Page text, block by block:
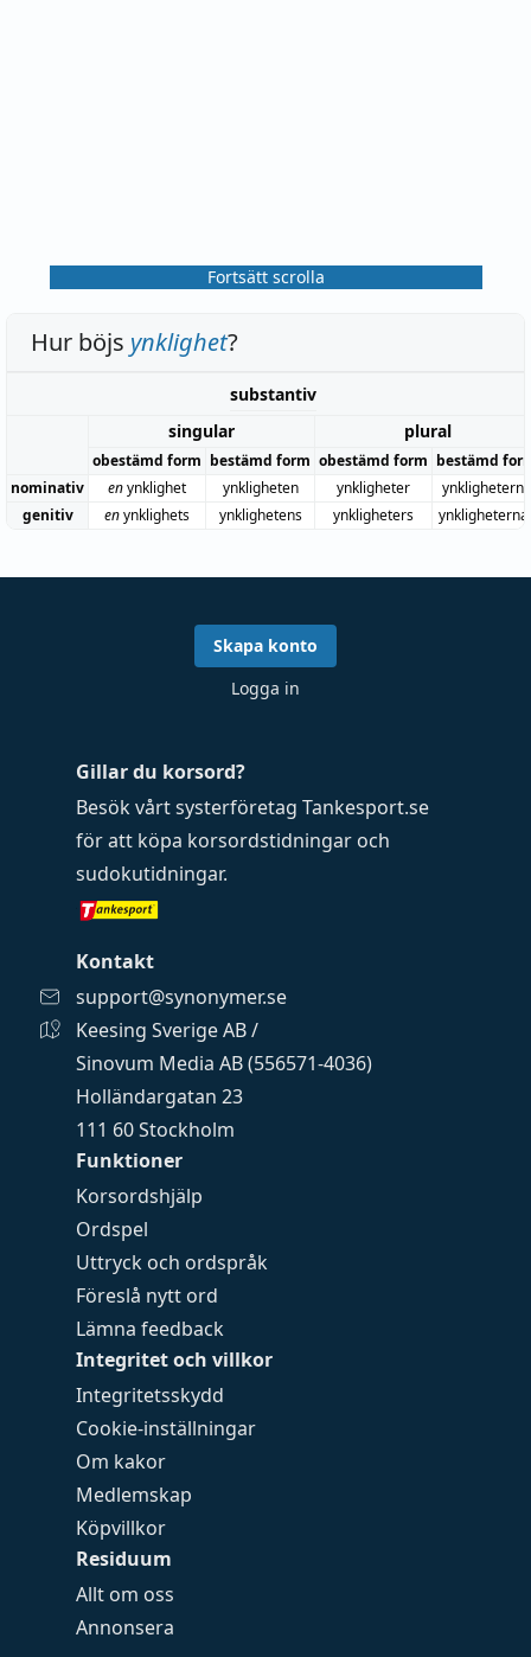
Fortsätt scrolla
Hur böjs ynklighet?
substantiv
singular
plural
obestämd form bestämd form obestämd form bestämd
nominativ
enynklighet ynkligheten ynkligheter
ynkligheterna
genitiv
enynklighets ynklighetens ynkligheters
Funktioner
Korsordshjälp
Ordspel
Uttryck och ordspråk
Föreslå nytt ord
Lämna feedback
Integritet och villkor
Integritetsskydd
Cookie-inställningar
Om kakor
Medlemskap
Köpvillkor
Residuum
Allt om oss
Annonsera
Gillar du korsord?
Besök vårt systerföretag Tankesport.se
för att köpa korsordstidningar och
sudokutidningar.
Kontakt
support@synonymer.se
Keesing Sverige AB /
Sinovum Media AB (556571-4036)
Holländargatan 23
111 60 Stockholm
Skapa konto
Logga in